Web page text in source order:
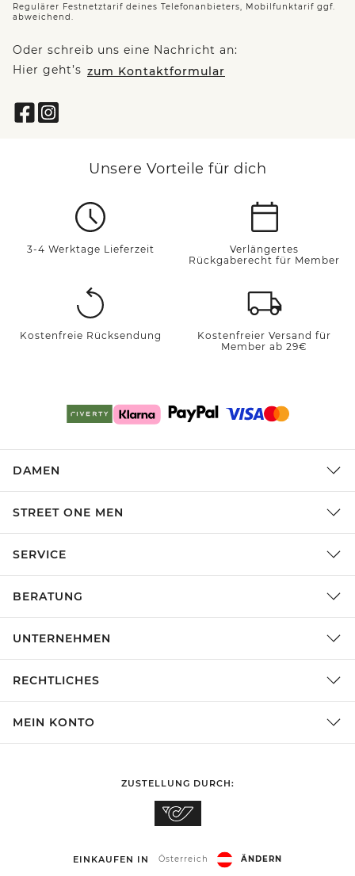
Regulärer Festnetztarif deines Telefonanbieters, Mobilfunktarif ggf.
abweichend.
Oder schreib uns eine Nachricht an:
Hier geht’s zum Kontaktformular
Unsere Vorteile für dich
3-4 Werktage Lieferzeit
Verlängertes
Rückgaberecht für Member
Kostenfreie Rücksendung
Kostenfreier Versand für
Member ab 29€
DAMEN
STREET ONE MEN
SERVICE
BERATUNG
UNTERNEHMEN
RECHTLICHES
MEIN KONTO
ZUSTELLUNG DURCH:
EINKAUFEN IN Österreich ÄNDERN